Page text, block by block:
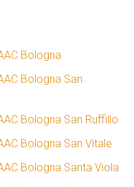
Bologna
Bologna San
Bologna San Ruffillo
Bologna San Vitale
Bologna Santa Viola